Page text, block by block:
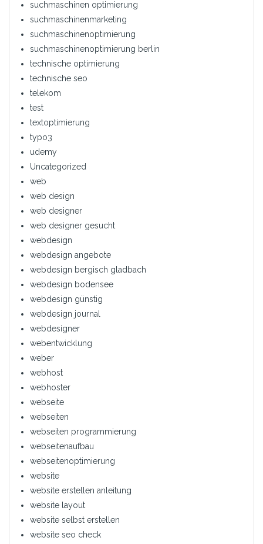
suchmaschinen optimierung
suchmaschinenmarketing
suchmaschinenoptimierung
suchmaschinenoptimierung berlin
technische optimierung
technische seo
telekom
test
textoptimierung
typo3
udemy
Uncategorized
web
web design
web designer
web designer gesucht
webdesign
webdesign angebote
webdesign bergisch gladbach
webdesign bodensee
webdesign günstig
webdesign journal
webdesigner
webentwicklung
weber
webhost
webhoster
webseite
webseiten
webseiten programmierung
webseitenaufbau
webseitenoptimierung
website
website erstellen anleitung
website layout
website selbst erstellen
website seo check